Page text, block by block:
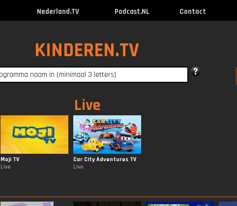
Nederland.TV Podcast.NL Contact
KINDEREN.TV
Live
Moji TV
Live
Car City Adventures TV
Live